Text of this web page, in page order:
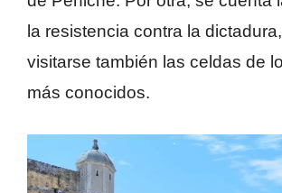
la resistencia contra la
visitarse también las celdas de
más conocidos.